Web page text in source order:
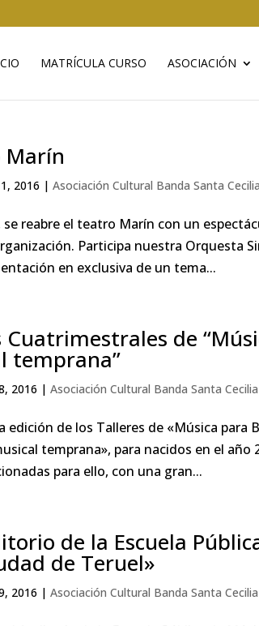
MATRÍCULA CURSO ASOCIACIÓN
Marín
2016 |Asociación Cultural Banda Santa
se reabre el teatro Marín con un
Participa nuestra Orquesta
en exclusiva de un tema...
de
temprana”
2016 |Asociación Cultural Banda Santa
edición de los Talleres de «Música para
temprana», para nacidos en el año
para ello, con una gran...
de la Escuela
de Teruel»
2016 |Asociación Cultural Banda Santa